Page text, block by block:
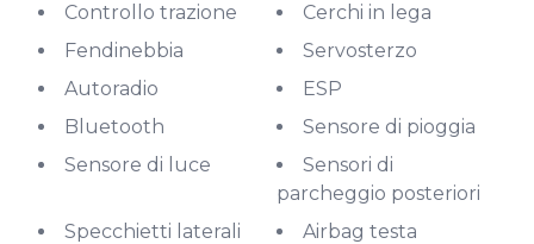
Controllo trazione
Cerchi in lega
Fendinebbia
Servosterzo
Autoradio
ESP
Bluetooth
Sensore di pioggia
Sensore di luce
Sensori di
parcheggio posteriori
Specchietti laterali
Airbag testa